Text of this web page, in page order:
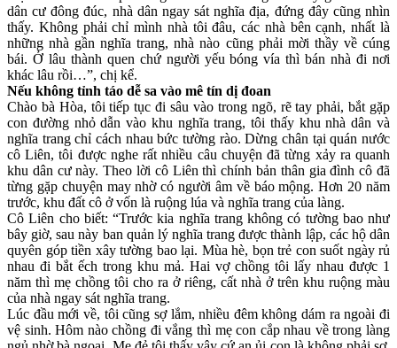
dân cư đông đúc, nhà dân ngay sát nghĩa địa, đứng đây cũng nhìn
thấy. Không phải chỉ mình nhà tôi đâu, các nhà bên cạnh, nhất là
những nhà gần nghĩa trang, nhà nào cũng phải mời thầy về cúng
bái. Ở lâu thành quen chứ người yếu bóng vía thì bán nhà đi nơi
khác lâu rồi…”, chị kể.
Nếu không tỉnh táo dễ sa vào mê tín dị đoan
Chào bà Hòa, tôi tiếp tục đi sâu vào trong ngõ, rẽ tay phải, bắt gặp
con đường nhỏ dẫn vào khu nghĩa trang, tôi thấy khu nhà dân và
nghĩa trang chỉ cách nhau bức tường rào. Dừng chân tại quán nước
cô Liên, tôi được nghe rất nhiều câu chuyện đã từng xảy ra quanh
khu dân cư này. Theo lời cô Liên thì chính bản thân gia đình cô đã
từng gặp chuyện may nhờ có người âm về báo mộng. Hơn 20 năm
trước, khu đất cô ở vốn là ruộng lúa và nghĩa trang của làng.
Cô Liên cho biết: “Trước kia nghĩa trang không có tường bao như
bây giờ, sau này ban quản lý nghĩa trang được thành lập, các hộ dân
quyên góp tiền xây tường bao lại. Mùa hè, bọn trẻ con suốt ngày rủ
nhau đi bắt ếch trong khu mả. Hai vợ chồng tôi lấy nhau được 1
năm thì mẹ chồng tôi cho ra ở riêng, cất nhà ở trên khu ruộng màu
của nhà ngay sát nghĩa trang.
Lúc đầu mới về, tôi cũng sợ lắm, nhiều đêm không dám ra ngoài đi
vệ sinh. Hôm nào chồng đi vắng thì mẹ con cắp nhau về trong làng